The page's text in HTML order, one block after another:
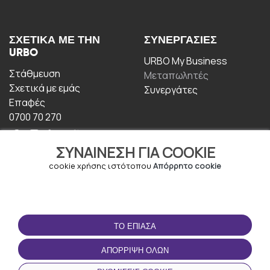
ΣΥΝΑΊΝΕΣΗ ΓΙΑ COOKIE
cookie χρήσης ιστότοπου Απόρρητο cookie
ΤΟ ΈΠΙΑΣΑ
ΑΠΌΡΡΙΨΗ ΌΛΩΝ
ΣΧΕΤΙΚΆ ΜΕ ΤΗΝ
URBO
Στάθμευση
Σχετικά με εμάς
Επαφές
0700 70 270
ΣΥΝΕΡΓΑΣΊΕΣ
URBO My Business
Μεταπωλητές
Συνεργάτες
ΟΡΟΙ ΧΡΉΣΗΣ
Οροι και Προϋποθέσεις
Πολιτική απορρήτου
ΚΑΤΕΒΆΣΤΕ ΤΗΝ
ΕΦΑΡΜΟΓΉ